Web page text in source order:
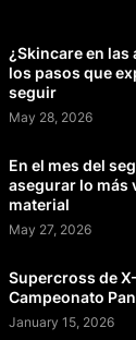
¿Skincare en las
los pasos que
seguir
May 28, 2026
En el mes del
asegurar lo más
material
May 27, 2026
Supercross de
Campeonato
January 15, 2026